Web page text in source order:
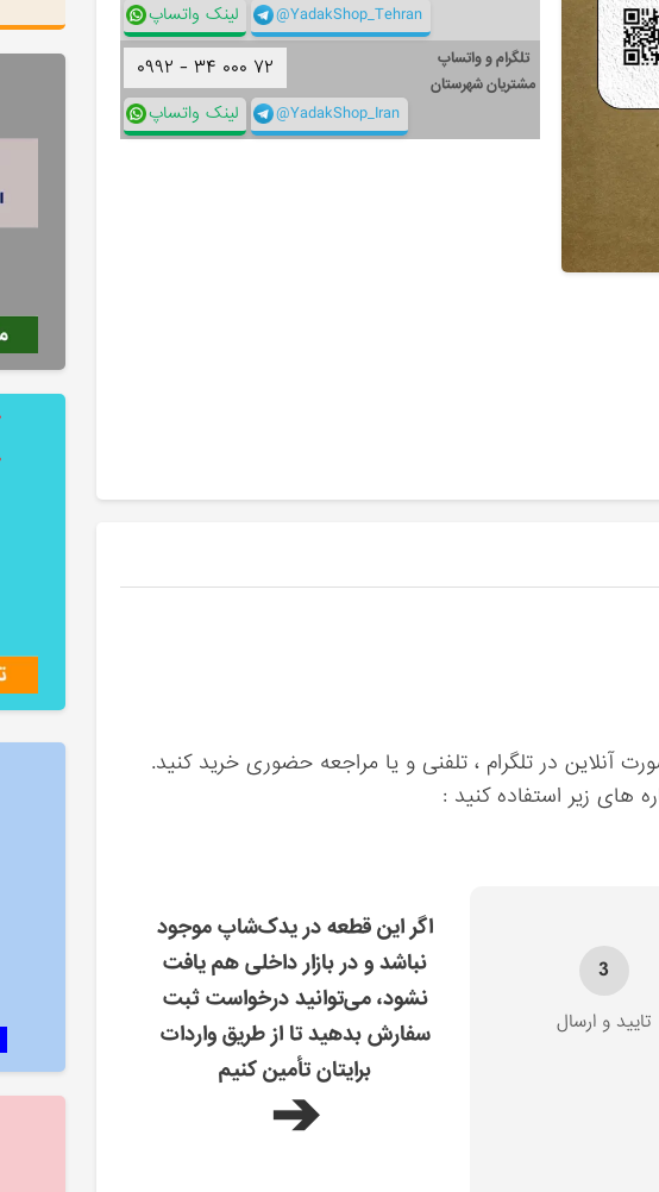
لینک واتساپ @YadakShop_Tehran
تلگرام و واتساپ
مشتریان شهرستان
۰۹۹۲ - ۳۴ ۰۰۰ ۷۲
لینک واتساپ @YadakShop_Iran
آنلاین در تلگرام ، تلفنی و یا مراجعه حضوری خرید کنید.
های زیر استفاده کنید :
اگر این قطعه در یدک‌شاپ موجود
نباشد و در بازار داخلی هم یافت
نشود، می‌توانید درخواست ثبت
سفارش بدهید تا از طریق واردات
برایتان تأمین کنیم
➔
3
تایید و ارسال